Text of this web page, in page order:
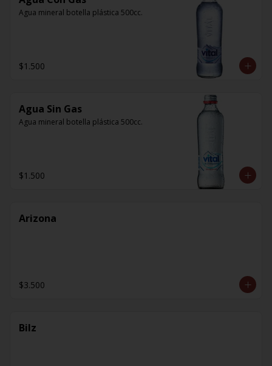
Agua mineral botella plástica 500cc.
$1.500
Agua Sin Gas
Agua mineral botella plástica 500cc.
$1.500
Arizona
$3.500
Bilz